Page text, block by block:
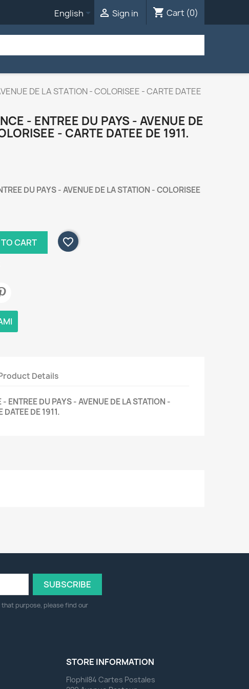
English  Sign in shopping_cart Cart (0)
DE LA STATION - COLORISEE - CARTE DATEE
- ENTREE DU PAYS - AVENUE DE
- CARTE DATEE DE 1911.
DU PAYS - AVENUE DE LA STATION - COLORISEE
CART
favorite_border
Details
- ENTREE DU PAYS - AVENUE DE LA STATION -
DATEE DE 1911.
that purpose, please find our
STORE INFORMATION
Flophil84 Cartes Postales